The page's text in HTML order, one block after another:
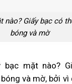
nào? Giấy bạc có
bóng và mờ
bạc mặt nào?
và mờ, bởi vì